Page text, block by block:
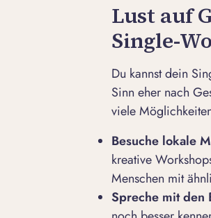
Lust auf
Single-
Du kannstdein
Sinn eher nach
viele
Besuche lokale
kreative
Menschen mit
Spreche mit den